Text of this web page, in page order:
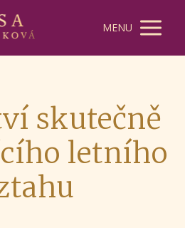
MENU
skutečně
letního